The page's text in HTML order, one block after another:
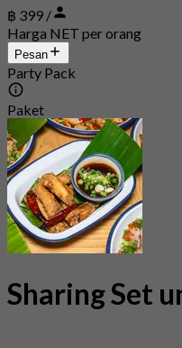
฿ 399 /
Harga NET per orang
Pesan
Party Pack
Paket
Sharing Set